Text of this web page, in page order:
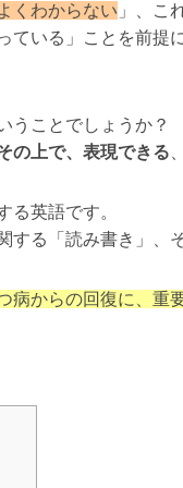
くわからない 」、こ
ている」ことを前提
うことでしょうか？
の上で、表現できる
る英語です。
る「読み書き」、
病からの回復に、重